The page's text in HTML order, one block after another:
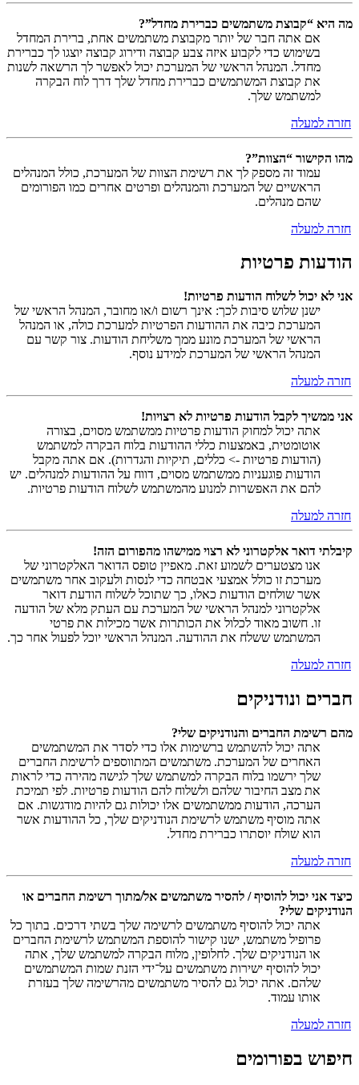
מה היא “קבוצת משתמשים כברירת מחדל”?
אם אתה חבר של יותר מקבוצת משתמשים אחת, ברירת המחדל
בשימוש כדי לקבוע איזה צבע קבוצה ודירוג קבוצה יוצגו לך כברירת
מחדל. המנהל הראשי של המערכת יכול לאפשר לך הרשאה לשנות
את קבוצת המשתמשים כברירת מחדל שלך דרך לוח הבקרה
למשתמש שלך.
חזרה למעלה
מהו הקישור “הצוות”?
עמוד זה מספק לך את רשימת הצוות של המערכת, כולל המנהלים
הראשיים של המערכת והמנהלים ופרטים אחרים כמו הפורומים
שהם מנהלים.
חזרה למעלה
הודעות פרטיות
אני לא יכול לשלוח הודעות פרטיות!
ישנן שלוש סיבות לכך: אינך רשום ו/או מחובר, המנהל הראשי של
המערכת כיבה את ההודעות הפרטיות למערכת כולה, או המנהל
הראשי של המערכת מונע ממך משליחת הודעות. צור קשר עם
המנהל הראשי של המערכת למידע נוסף.
חזרה למעלה
אני ממשיך לקבל הודעות פרטיות לא רצויות!
אתה יכול למחוק הודעות פרטיות ממשתמש מסוים, בצורה
אוטומטית, באמצעות כללי ההודעות בלוח הבקרה למשתמש
(הודעות פרטיות -> כללים, תיקיות והגדרות). אם אתה מקבל
הודעות פוגעניות ממשתמש מסוים, דווח על ההודעות למנהלים. יש
להם את האפשרות למנוע מהמשתמש לשלוח הודעות פרטיות.
חזרה למעלה
קיבלתי דואר אלקטרוני לא רצוי ממישהו מהפורום הזה!
אנו מצטערים לשמוע זאת. מאפיין טופס הדואר האלקטרוני של
מערכת זו כולל אמצעי אבטחה כדי לנסות ולעקוב אחר משתמשים
אשר שולחים הודעות כאלו, כך שתוכל לשלוח הודעת דואר
אלקטרוני למנהל הראשי של המערכת עם העתק מלא של הודעה
זו. חשוב מאוד לכלול את הכותרות אשר מכילות את פרטי
המשתמש ששלח את ההודעה. המנהל הראשי יוכל לפעול אחר כך.
חזרה למעלה
חברים ונודניקים
מהם רשימת החברים והנודניקים שלי?
אתה יכול להשתמש ברשימות אלו כדי לסדר את המשתמשים
האחרים של המערכת. משתמשים המתווספים לרשימת החברים
שלך ירשמו בלוח הבקרה למשתמש שלך לגישה מהירה כדי לראות
את מצב החיבור שלהם ולשלוח להם הודעות פרטיות. לפי תמיכת
הערכה, הודעות ממשתמשים אלו יכולות גם להיות מודגשות. אם
אתה מוסיף משתמש לרשימת הנודניקים שלך, כל ההודעות אשר
הוא שולח יוסתרו כברירת מחדל.
חזרה למעלה
כיצד אני יכול להוסיף / להסיר משתמשים אל/מתוך רשימת החברים או
הנודניקים שלי?
אתה יכול להוסיף משתמשים לרשימה שלך בשתי דרכים. בתוך כל
פרופיל משתמש, ישנו קישור להוספת המשתמש לרשימת החברים
או הנודניקים שלך. לחלופין, מלוח הבקרה למשתמש שלך, אתה
יכול להוסיף ישירות משתמשים על־ידי הזנת שמות המשתמשים
שלהם. אתה יכול גם להסיר משתמשים מהרשימה שלך בעזרת
אותו עמוד.
חזרה למעלה
חיפוש בפורומים